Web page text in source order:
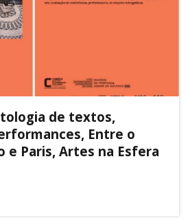
de textos,
Entre o
e Paris, Artes na Esfera